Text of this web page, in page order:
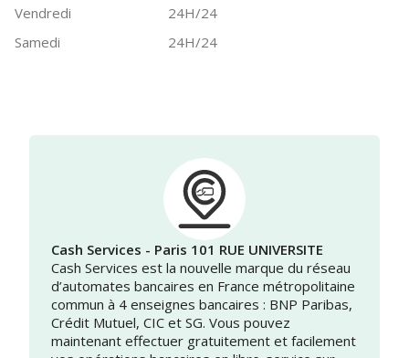
Vendredi
24H/24
Samedi
24H/24
Cash Services - Paris 101 RUE UNIVERSITE
Cash Services est la nouvelle marque du réseau
d’automates bancaires en France métropolitaine
commun à 4 enseignes bancaires : BNP Paribas,
Crédit Mutuel, CIC et SG. Vous pouvez
maintenant effectuer gratuitement et facilement